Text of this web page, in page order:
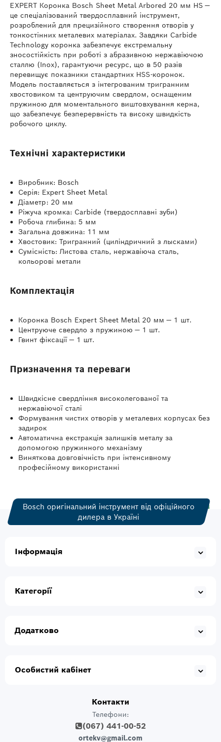
EXPERT Коронка Bosch Sheet Metal Arbored 20 мм HS —
це спеціалізований твердосплавний інструмент,
розроблений для прецизійного створення отворів у
тонкостінних металевих матеріалах. Завдяки Carbide
Technology коронка забезпечує екстремальну
зносостійкість при роботі з абразивною нержавіючою
сталлю (Inox), гарантуючи ресурс, що в 50 разів
перевищує показники стандартних HSS-коронок.
Модель поставляється з інтегрованим тригранним
хвостовиком та центруючим свердлом, оснащеним
пружиною для моментального виштовхування керна,
що забезпечує безперервність та високу швидкість
робочого циклу.
Технічні характеристики
Виробник: Bosch
Серія: Expert Sheet Metal
Діаметр: 20 мм
Ріжуча кромка: Carbide (твердосплавні зуби)
Робоча глибина: 5 мм
Загальна довжина: 11 мм
Хвостовик: Тригранний (циліндричний з лысками)
Сумісність: Листова сталь, нержавіюча сталь,
кольорові метали
Комплектація
Коронка Bosch Expert Sheet Metal 20 мм — 1 шт.
Центруюче свердло з пружиною — 1 шт.
Гвинт фіксації — 1 шт.
Призначення та переваги
Швидкісне свердління високолегованої та
нержавіючої сталі
Формування чистих отворів у металевих корпусах без
задирок
Автоматична екстракція залишків металу за
допомогою пружинного механізму
Виняткова довговічність при інтенсивному
професійному використанні
Bosch оригінальний інструмент від офіційного
дилера в Україні
Інформація
Категорії
Додатково
Особистий кабінет
Контакти
Телефони:
(067) 441-00-52
ortekv@gmail.com